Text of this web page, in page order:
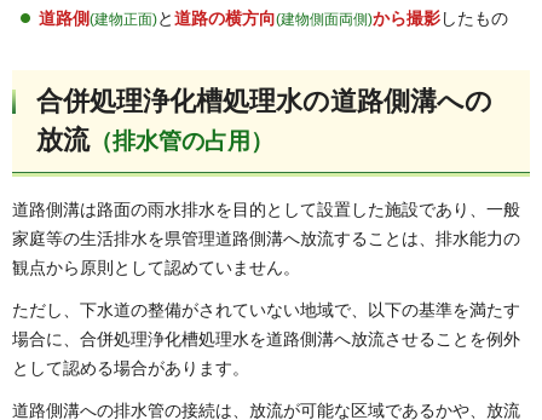
道路側(建物正面)と道路の横方向(建物側面両側)から撮影したもの
合併処理浄化槽処理水の道路側溝への
放流（排水管の占用）
道路側溝は路面の雨水排水を目的として設置した施設であり、一般
家庭等の生活排水を県管理道路側溝へ放流することは、排水能力の
観点から原則として認めていません。
ただし、下水道の整備がされていない地域で、以下の基準を満たす
場合に、合併処理浄化槽処理水を道路側溝へ放流させることを例外
として認める場合があります。
道路側溝への排水管の接続は、放流が可能な区域であるかや、放流